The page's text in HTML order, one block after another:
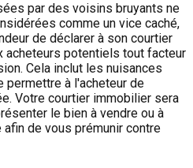
par des voisins bruyants ne
comme un vice caché,
de déclarer à son courtier
acheteurs potentiels tout facteur
Cela inclut les nuisances
permettre à l'acheteur de
Votre courtier immobilier sera
le bien à vendre ou à
de vous prémunir contre